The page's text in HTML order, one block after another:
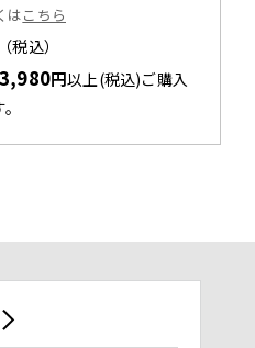
はこちら
（税込）
3,980円以上(税込)ご購入